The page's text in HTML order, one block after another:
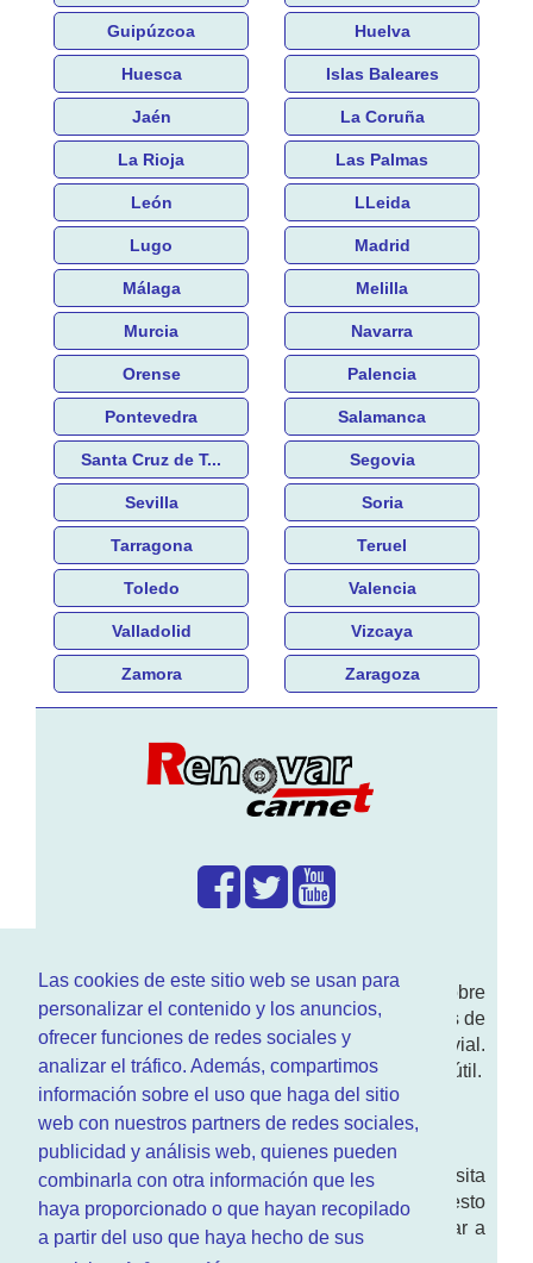
Las cookies de este sitio web se usan para
personalizar el contenido y los anuncios,
ofrecer funciones de redes sociales y
analizar el tráfico. Además, compartimos
información sobre el uso que haga del sitio
web con nuestros partners de redes sociales,
publicidad y análisis web, quienes pueden
combinarla con otra información que les
haya proporcionado o que hayan recopilado
a partir del uso que haya hecho de sus
Guipúzcoa Huelva
Huesca Islas Baleares
Jaén La Coruña
La Rioja Las Palmas
León LLeida
Lugo Madrid
Málaga Melilla
Murcia Navarra
Orense Palencia
Pontevedra Salamanca
Santa Cruz de T... Segovia
Sevilla Soria
Tarragona Teruel
Toledo Valencia
Valladolid Vizcaya
Zamora Zaragoza
Enwww.RenovarCarnet.comTe contamos sobre
larenovación del permisode conducir, noticias de
actualidad motor y sobre todo seguridad vial.
Ademas tenemos todo tipo de información DGT útil.
¿Quienes somos?
Quieres saber quien mantiene la pagina, visita
nuestrasección de contacto. Aquí tienes nuesto
aviso legal
. Basicamente no queremos engañar a
nadie.